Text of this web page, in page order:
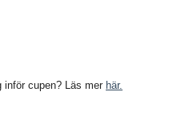
cupen? Läs mer här.